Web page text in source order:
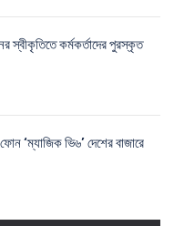
স্বীকৃতিতে কর্মকর্তাদের পুরস্কৃত
‘ম্যাজিক ভি৬’ দেশের বাজারে